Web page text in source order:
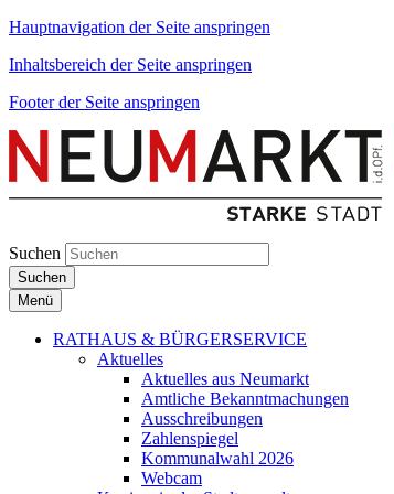
Hauptnavigation der Seite anspringen
Inhaltsbereich der Seite anspringen
Footer der Seite anspringen
Suchen
Suchen
Menü
RATHAUS & BÜRGERSERVICE
Aktuelles
Aktuelles aus Neumarkt
Amtliche Bekanntmachungen
Ausschreibungen
Zahlenspiegel
Kommunalwahl 2026
Webcam